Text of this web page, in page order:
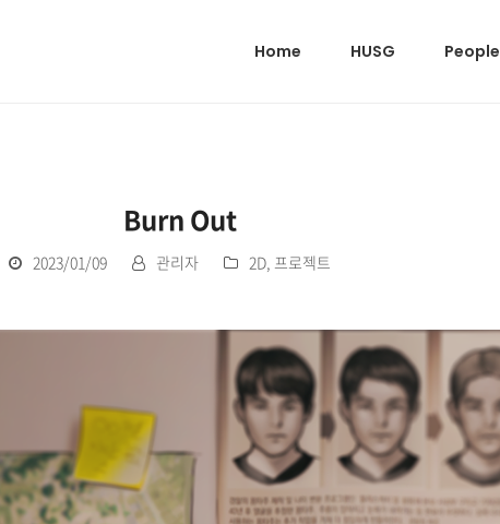
Home HUSG People
Burn Out
2023/01/09 관리자 2D, 프로젝트